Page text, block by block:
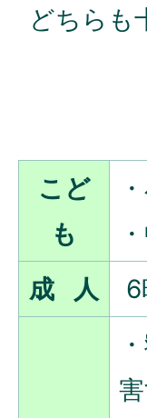
どちらも
こど
も
成 人
6